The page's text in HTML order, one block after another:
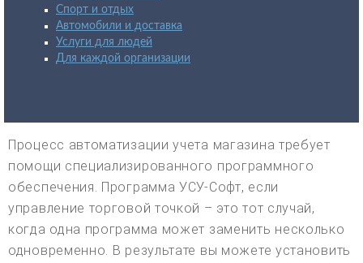
Спорт и отдых
Автомобили и доставка
Услуги для людей
Для каждой организации
Процесс автоматизации учета магазина требует
помощи специализированного программного
обеспечения. Программа УСУ-Софт, если
управление торговой точкой – это тот случай,
когда одна программа может заменить несколько
одновременно. В результате вы можете установить